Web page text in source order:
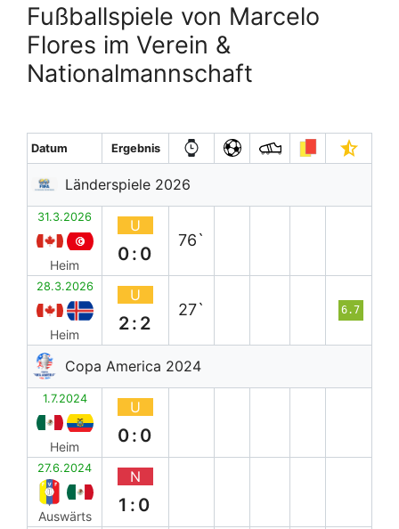
Fußballspiele von Marcelo
Flores im Verein &
Nationalmannschaft
Datum Ergebnis
Länderspiele 2026
31.3.2026
Heim
U
0:0
76`
28.3.2026
Heim
U
2:2
27` 6.7
Copa America 2024
1.7.2024
Heim
U
0:0
27.6.2024
Auswärts
N
1:0